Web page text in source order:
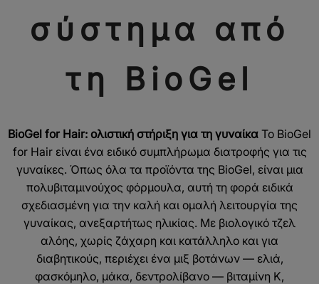
σύστημα από
τη BioGel
BioGel for Hair: ολιστική στήριξη για τη γυναίκα Το BioGel
for Hair είναι ένα ειδικό συμπλήρωμα διατροφής για τις
γυναίκες. Όπως όλα τα προϊόντα της BioGel, είναι μια
πολυβιταμινούχος φόρμουλα, αυτή τη φορά ειδικά
σχεδιασμένη για την καλή και ομαλή λειτουργία της
γυναίκας, ανεξαρτήτως ηλικίας. Με βιολογικό τζελ
αλόης, χωρίς ζάχαρη και κατάλληλο και για
διαβητικούς, περιέχει ένα μιξ βοτάνων — ελιά,
φασκόμηλο, μάκα, δεντρολίβανο — βιταμίνη K,